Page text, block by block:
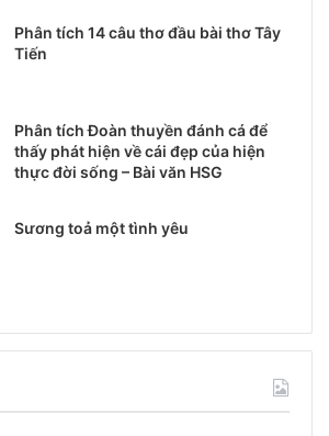
Phân tích 14 câu thơ đầu bài thơ Tây
Tiến
Phân tích Đoàn thuyền đánh cá để
thấy phát hiện về cái đẹp của hiện
thực đời sống – Bài văn HSG
Sương toả một tình yêu